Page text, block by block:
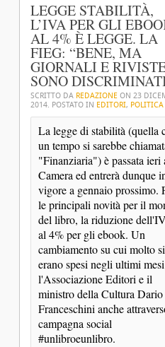
LEGGE STABILITÀ,
L’IVA PER GLI
AL 4% È LEGGE. LA
FIEG: “BENE, MA
GIORNALI E
SONO
SCRITTO DA REDAZIONE ON 23
2014. POSTATO IN EDITORI, POLITICA
La legge di stabilità (quella
un tempo si sarebbe
"Finanziaria") è passata ieri
Camera ed entrerà dunque
vigore a gennaio prossimo.
le principali novità per il
del libro, la riduzione
al 4% per gli ebook. Un
cambiamento su cui molto si
erano spesi negli ultimi mesi
l'Associazione Editori e il
ministro della Cultura Dario
Franceschini anche
campagna social
#unlibroeunlibro.